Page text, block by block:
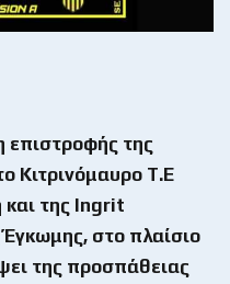
επιστροφής της
Κιτρινόμαυρο Τ.Ε
της Ingrit
στο πλαίσιο
της προσπάθειας